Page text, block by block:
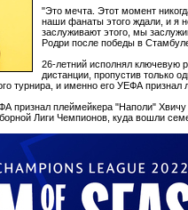
"Это мечта. Этот момент
наши фанаты этого ждали, и я
заслуживают этого, мы
Родри после победы в
26-летний исполнял ключевую
дистанции, пропустив только
турнира, и именно его УЕФА признал
признал плеймейкера "Наполи"
Лиги Чемпионов, куда вошли